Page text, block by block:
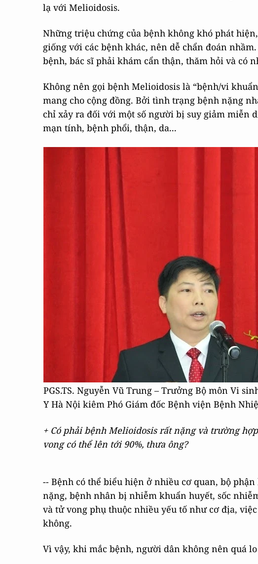
lạ với Melioidosis.
Những triệu chứng của bệnh không khó phát
giống với các bệnh khác, nên dễ chẩn đoán
bệnh, bác sĩ phải khám cẩn thận, thăm hỏi và có
Không nên gọi bệnh Melioidosis là “bệnh/vi
mang cho cộng đồng. Bởi tình trạng bệnh nặng
chỉ xảy ra đối với một số người bị suy giảm miễn
mạn tính, bệnh phổi, thận, da...
PGS.TS. Nguyễn Vũ Trung – Trưởng Bộ môn Vi
Y Hà Nội kiêm Phó Giám đốc Bệnh viện Bệnh
+ Có phải bệnhMelioidosis rất nặng và trường
vong có thể lên tới 90%, thưa ông?
-- Bệnh có thể biểu hiện ở nhiều cơ quan, bộ
nặng, bệnh nhân bị nhiễm khuẩn huyết, sốc
và tử vong phụ thuộc nhiều yếu tố như cơ địa,
không.
Vì vậy, khi mắc bệnh, người dân không nên quá